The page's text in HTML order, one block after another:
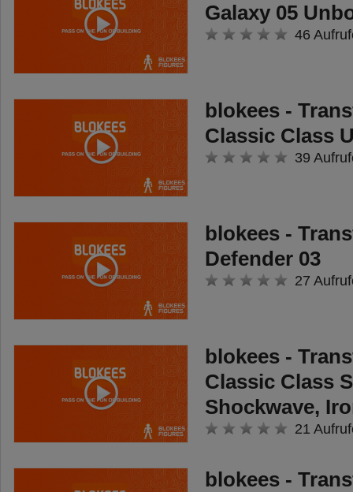
Galaxy 05
46
blokees -
Classic Class
39
blokees -
Defender 03
27
blokees -
Classic Class
Shockwave,
21
blokees -